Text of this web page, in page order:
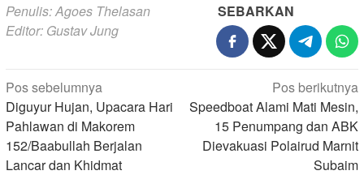
Penulis: Agoes Thelasan
Editor: Gustav Jung
SEBARKAN
Navigasi
pos
Pos sebelumnya
Diguyur Hujan, Upacara Hari
Pahlawan di Makorem
152/Baabullah Berjalan
Lancar dan Khidmat
Pos berikutnya
Speedboat Alami Mati Mesin,
15 Penumpang dan ABK
Dievakuasi Polairud Marnit
Subaim